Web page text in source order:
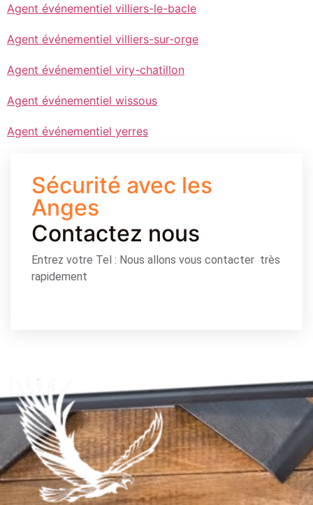
Agent événementiel villiers-le-bacle
Agent événementiel villiers-sur-orge
Agent événementiel viry-chatillon
Agent événementiel wissous
Agent événementiel yerres
Sécurité avec les
Anges
Contactez nous
Entrez votre Tel : Nous allons vous contacter très
rapidement